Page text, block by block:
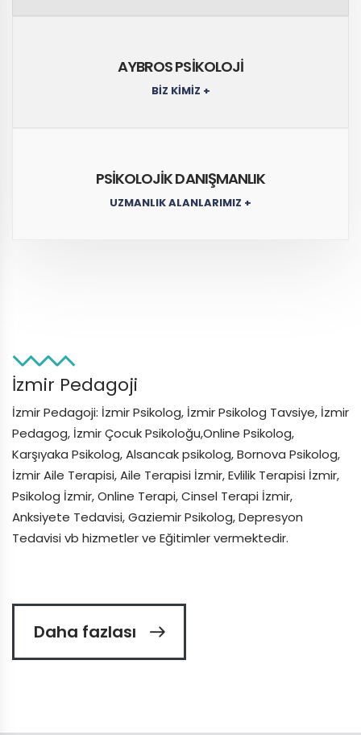
AYBROS PSİKOLOJİ
BİZ KİMİZ +
PSİKOLOJİK DANIŞMANLIK
UZMANLIK ALANLARIMIZ +
İzmir Pedagoji
İzmir Pedagoji: İzmir Psikolog, İzmir Psikolog Tavsiye, İzmir
Pedagog, İzmir Çocuk Psikoloğu,Online Psikolog,
Karşıyaka Psikolog, Alsancak psikolog, Bornova Psikolog,
İzmir Aile Terapisi, Aile Terapisi İzmir, Evlilik Terapisi İzmir,
Psikolog İzmir, Online Terapi, Cinsel Terapi İzmir,
Anksiyete Tedavisi, Gaziemir Psikolog, Depresyon
Tedavisi vb hizmetler ve Eğitimler vermektedir.
Daha fazlası